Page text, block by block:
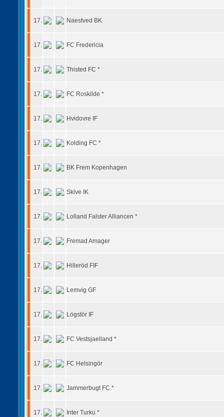
17. Naestved BK
17. FC Fredericia
17. Thisted FC *
17. FC Roskilde *
17. Hvidovre IF
17. Kolding FC *
17. BK Frem Kopenhagen
17. Skive IK
17. Lolland Falster Alliancen *
17. Fremad Amager
17. Hilleröd FIF
17. Lemvig GF
17. Lögstör IF
17. FC Vestsjaelland *
17. FC Helsingör
17. Jammerbugt FC *
17. Inter Turku *